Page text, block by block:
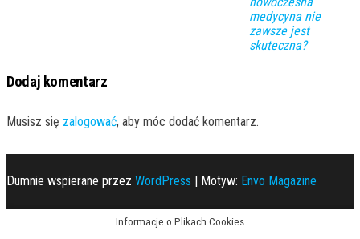
medycyna nie
zawsze jest
skuteczna?
Dodaj komentarz
Musisz się zalogować, aby móc dodać komentarz.
Dumnie wspierane przez WordPress | Motyw: Envo Magazine
Informacje o Plikach Cookies